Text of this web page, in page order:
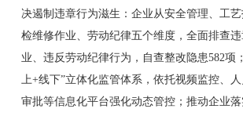
决遏制违章行为滋生：企业从安全管理、工艺
检维修作业、劳动纪律五个维度，全面排查
业、违反劳动纪律行为，自查整改隐患582项
上+线下”立体化监管体系，依托视频监控、
审批等信息化平台强化动态管控；推动企业